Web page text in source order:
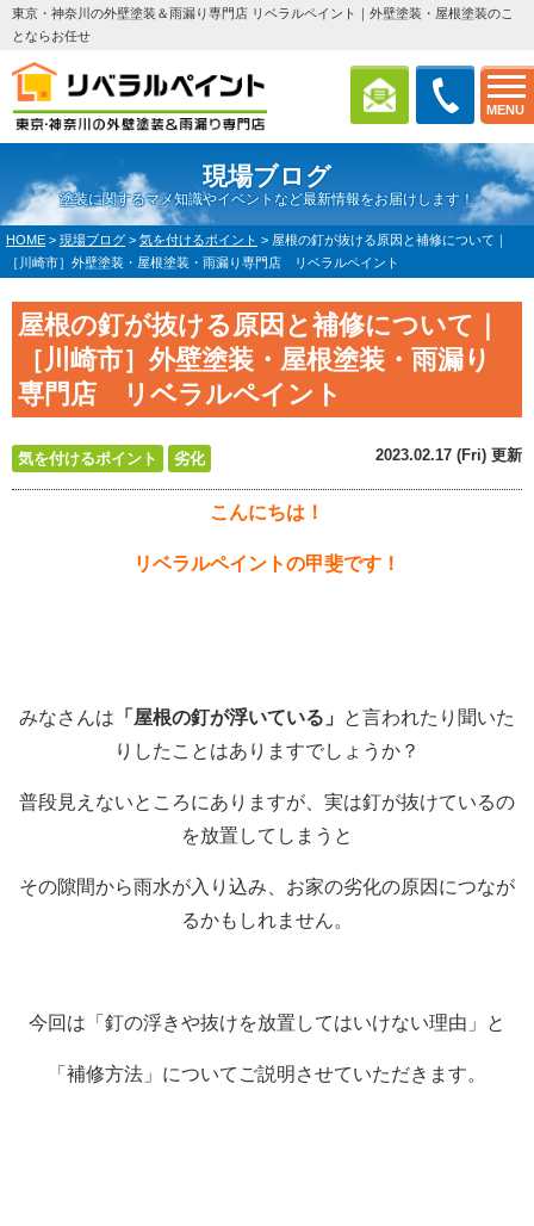
MENU
東京・神奈川の外壁塗装＆雨漏り専門店 リベラルペイント｜外壁塗装・屋根塗装のこ
とならお任せ
現場ブログ
塗装に関するマメ知識やイベントなど最新情報をお届けします！
HOME > 現場ブログ > 気を付けるポイント > 屋根の釘が抜ける原因と補修について｜
［川崎市］外壁塗装・屋根塗装・雨漏り専門店 リベラルペイント
屋根の釘が抜ける原因と補修について｜
［川崎市］外壁塗装・屋根塗装・雨漏り
専門店 リベラルペイント
気を付けるポイント 劣化 2023.02.17 (Fri) 更新
こんにちは！
リベラルペイントの甲斐です！
みなさんは 「屋根の釘が浮いている」
と言われたり聞いた
りしたことはありますでしょうか？
普段見えないところにありますが、実は釘が抜けているの
を放置してしまうと
その隙間から雨水が入り込み、お家の劣化の原因につなが
るかもしれません。
今回は「釘の浮きや抜けを放置してはいけない理由」と
「補修方法」についてご説明させていただきます。